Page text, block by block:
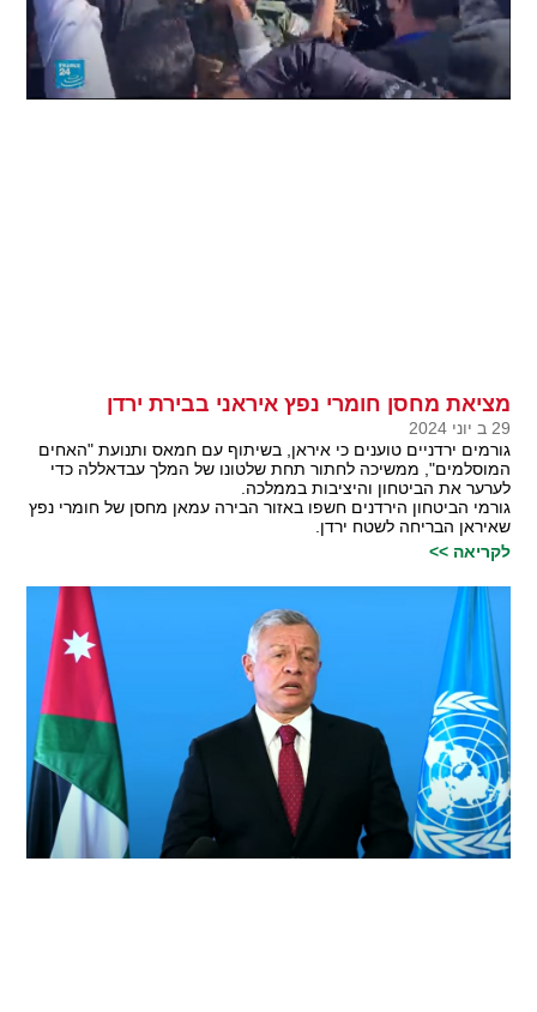
מציאת מחסן חומרי נפץ איראני בבירת ירדן
29 ב יוני 2024
גורמים ירדניים טוענים כי איראן, בשיתוף עם חמאס ותנועת "האחים
המוסלמים", ממשיכה לחתור תחת שלטונו של המלך עבדאללה כדי
לערער את הביטחון והיציבות בממלכה.
גורמי הביטחון הירדנים חשפו באזור הבירה עמאן מחסן של חומרי נפץ
שאיראן הבריחה לשטח ירדן.
לקריאה >>